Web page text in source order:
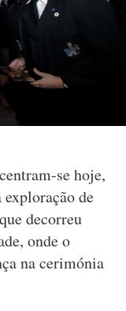
se hoje,
de
decorreu
onde o
na cerimónia